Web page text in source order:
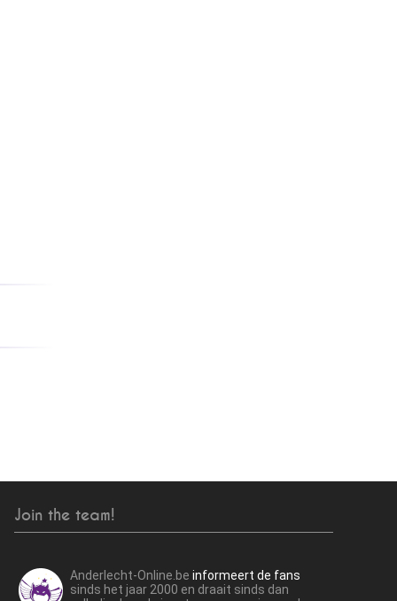
Join the team!
Anderlecht-Online.be informeert de fans
sinds het jaar 2000 en draait sinds dan